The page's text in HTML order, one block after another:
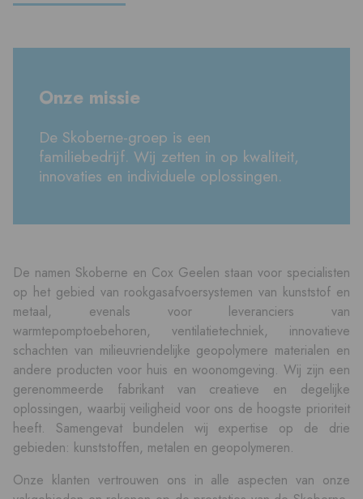
Onze missie
De Skoberne-groep is een
familiebedrijf. Wij zetten in op kwaliteit,
innovaties en individuele oplossingen.
De namen Skoberne en Cox Geelen staan voor specialisten
op het gebied van rookgasafvoersystemen van kunststof en
metaal, evenals voor leveranciers van
warmtepomptoebehoren, ventilatietechniek, innovatieve
schachten van milieuvriendelijke geopolymere materialen en
andere producten voor huis en woonomgeving. Wij zijn een
gerenommeerde fabrikant van creatieve en degelijke
oplossingen, waarbij veiligheid voor ons de hoogste prioriteit
heeft. Samengevat bundelen wij expertise op de drie
gebieden: kunststoffen, metalen en geopolymeren.
Onze klanten vertrouwen ons in alle aspecten van onze